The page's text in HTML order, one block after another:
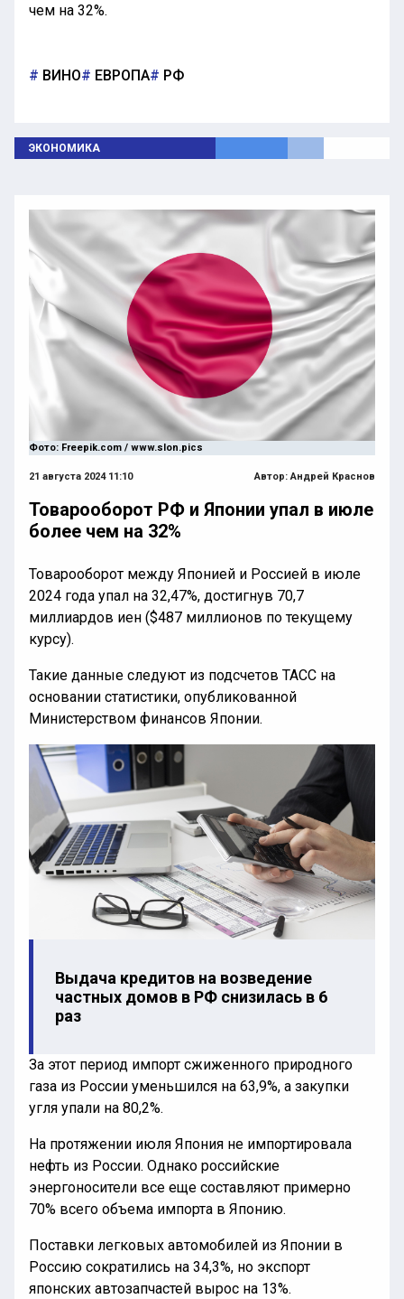
чем на 32%.
ВИНО ЕВРОПА РФ
ЭКОНОМИКА
Фото: Freepik.com / www.slon.pics
21 августа 2024 11:10 Автор:Андрей Краснов
Товарооборот РФ и Японии упал в июле
более чем на 32%
Товарооборот между Японией и Россией в июле
2024 года упал на 32,47%, достигнув 70,7
миллиардов иен ($487 миллионов по текущему
курсу).
Такие данные следуют из подсчетов ТАСС на
основании статистики, опубликованной
Министерством финансов Японии.
Выдача кредитов на возведение
частных домов в РФ снизилась в 6
раз
За этот период импорт сжиженного природного
газа из России уменьшился на 63,9%, а закупки
угля упали на 80,2%.
На протяжении июля Япония не импортировала
нефть из России. Однако российские
энергоносители все еще составляют примерно
70% всего объема импорта в Японию.
Поставки легковых автомобилей из Японии в
Россию сократились на 34,3%, но экспорт
японских автозапчастей вырос на 13%.